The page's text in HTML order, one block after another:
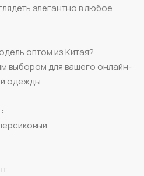
элегантно в любое
оптом из Китая?
выбором для вашего онлайн-
одежды.